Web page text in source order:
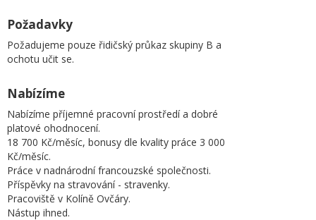
Požadavky
Požadujeme pouze řidičský průkaz skupiny B a
ochotu učit se.
Nabízíme
Nabízíme příjemné pracovní prostředí a dobré
platové ohodnocení.
18 700 Kč/měsíc, bonusy dle kvality práce 3 000
Kč/měsíc.
Práce v nadnárodní francouzské společnosti.
Příspěvky na stravování - stravenky.
Pracoviště v Kolíně Ovčáry.
Nástup ihned.